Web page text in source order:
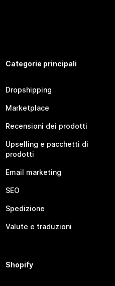
Categorie principali
Dropshipping
Marketplace
Recensioni dei prodotti
Upselling e pacchetti di
prodotti
Email marketing
SEO
Spedizione
Valute e traduzioni
Shopify